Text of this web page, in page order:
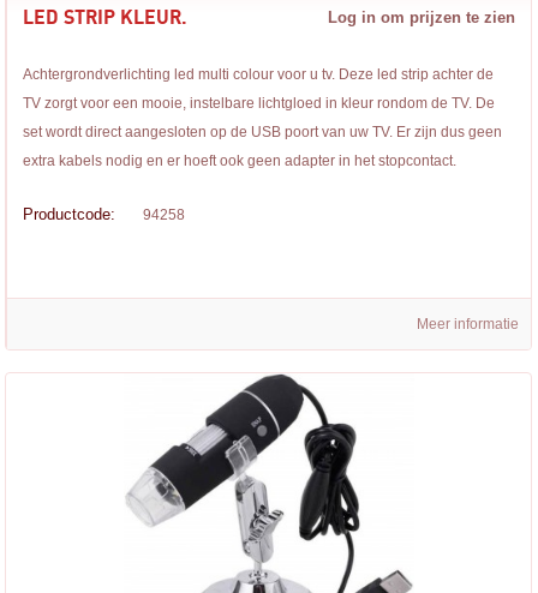
LED STRIP KLEUR. Log in om prijzen te zien
Achtergrondverlichting led multi colour voor u tv. Deze led strip achter de
TV zorgt voor een mooie, instelbare lichtgloed in kleur rondom de TV. De
set wordt direct aangesloten op de USB poort van uw TV. Er zijn dus geen
extra kabels nodig en er hoeft ook geen adapter in het stopcontact.
Productcode: 94258
Meer informatie